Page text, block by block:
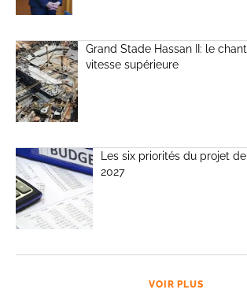
Grand Stade Hassan II: le
vitesse supérieure
Les six priorités du projet
2027
VOIR PLUS